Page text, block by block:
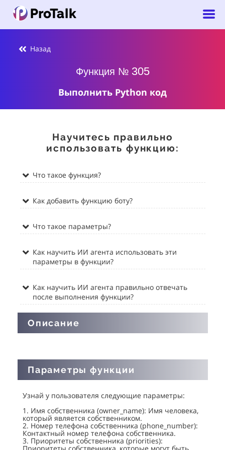
Назад
Функция №305
Выполнить Python код
Научитесь правильно
использовать функцию:
Что такое функция?
Как добавить функцию боту?
Что такое параметры?
Как научить ИИ агента использовать эти
параметры в функции?
Как научить ИИ агента правильно отвечать
после выполнения функции?
Описание
Параметры функции
Узнай у пользователя следующие параметры:
1. Имя собственника (owner_name): Имя человека,
который является собственником.
2. Номер телефона собственника (phone_number):
Контактный номер телефона собственника.
3. Приоритеты собственника (priorities):